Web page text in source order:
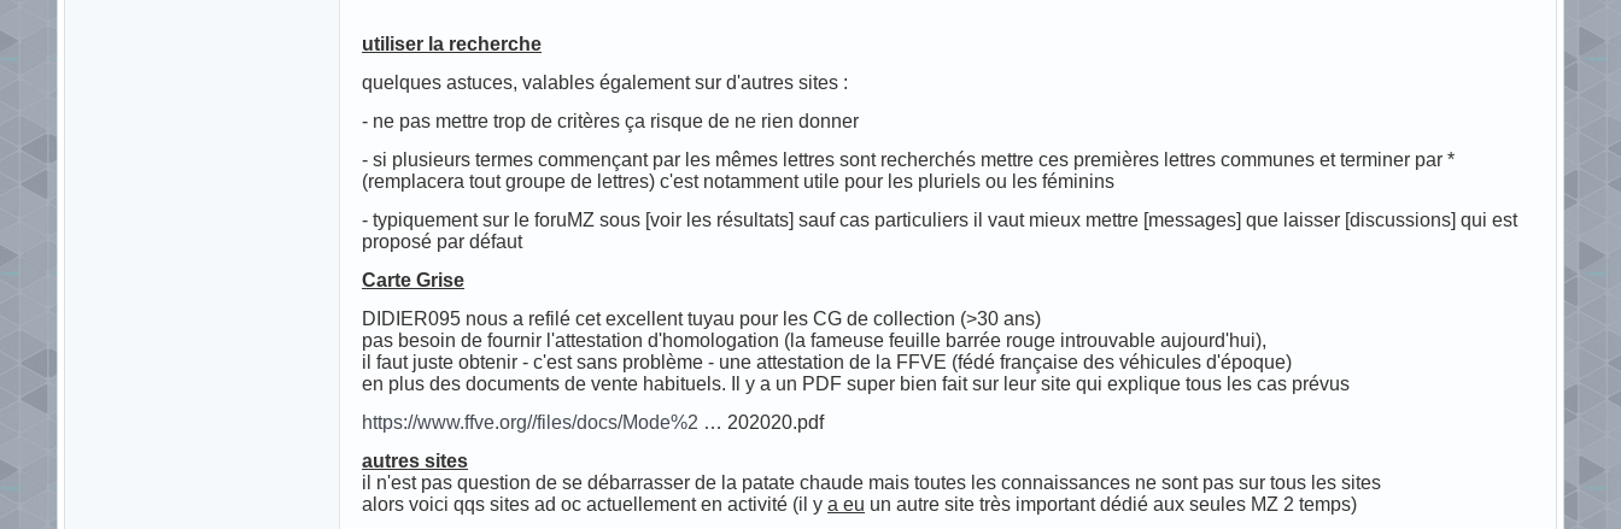
utiliser la recherche
quelques astuces, valables également sur d'autres sites :
- ne pas mettre trop de critères ça risque de ne rien donner
- si plusieurs termes commençant par les mêmes lettres sont recherchés mettre ces premières lettres communes et terminer par *
(remplacera tout groupe de lettres) c'est notamment utile pour les pluriels ou les féminins
- typiquement sur le foruMZ sous [voir les résultats] sauf cas particuliers il vaut mieux mettre [messages] que laisser [discussions] qui est
proposé par défaut
Carte Grise
DIDIER095 nous a refilé cet excellent tuyau pour les CG de collection (>30 ans)
pas besoin de fournir l'attestation d'homologation (la fameuse feuille barrée rouge introuvable aujourd'hui),
il faut juste obtenir - c'est sans problème - une attestation de la FFVE (fédé française des véhicules d'époque)
en plus des documents de vente habituels. Il y a un PDF super bien fait sur leur site qui explique tous les cas prévus
https://www.ffve.org//files/docs/Mode%2 … 202020.pdf
autres sites
il n'est pas question de se débarrasser de la patate chaude mais toutes les connaissances ne sont pas sur tous les sites
alors voici qqs sites ad oc actuellement en activité (il ya eu un autre site très important dédié aux seules MZ 2 temps)